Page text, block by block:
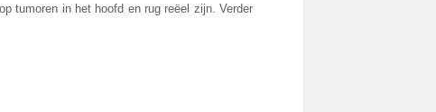
tumoren in het hoofd en rug reëel zijn. Verder